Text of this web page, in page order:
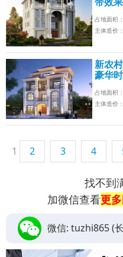
占地面积：
主体造价：
新农
豪华
占地面积：
主体造价：
1 2 3 4
找不到
加微信查看更
微信: tuzhi865(